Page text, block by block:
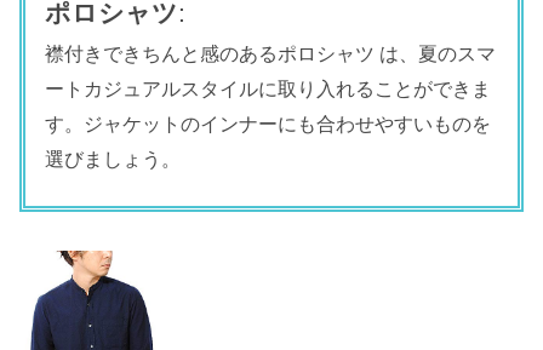
ポロシャツ:
襟付きできちんと感のあるポロシャツ は、夏のスマ
ートカジュアルスタイルに取り入れることができま
す。ジャケットのインナーにも合わせやすいものを
選びましょう。